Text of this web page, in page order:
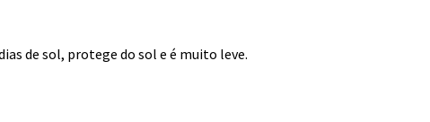
de sol, protege do sol e é muito leve.